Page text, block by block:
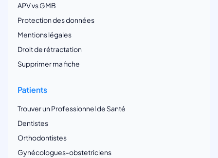
APV vs GMB
Protection des données
Mentions légales
Droit de rétractation
Supprimer ma fiche
Patients
Trouver un Professionnel de Santé
Dentistes
Orthodontistes
Gynécologues-obstetriciens